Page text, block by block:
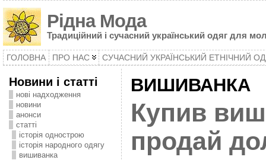
Рідна Мода
Традиційний і сучасний український одяг для
ГОЛОВНА ПРО НАС СУЧАСНИЙ УКРАЇНСЬКИЙ ЕТНІЧНИЙ
Новини і статті
нові надходження
новини
анонси
статті
історія однострою
історія народного одягу
вишиванка
ВИШИВАНКА
Купив
продай